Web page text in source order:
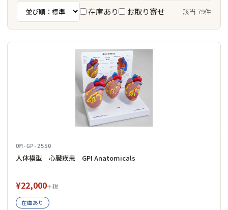
在庫あり お取り寄せ 該当 79件
OM-GP-2550
人体模型 心臓疾患 GPI Anatomicals
¥22,000＋税
在庫あり